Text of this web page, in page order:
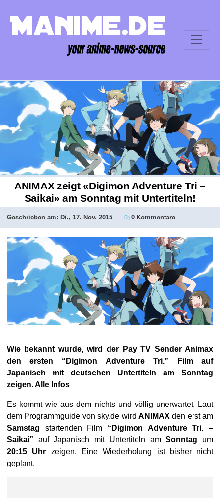
ANIMAX zeigt «Digimon Adventure Tri –
Saikai» am Sonntag mit Untertiteln!
Geschrieben am: Di., 17. Nov. 2015 0 Kommentare
Wie bekannt wurde, wird der Pay TV Sender Animax
den ersten “Digimon Adventure Tri.” Film auf
Japanisch mit deutschen Untertiteln am Sonntag
zeigen. Alle Infos
Es kommt wie aus dem nichts und völlig unerwartet. Laut
dem Programmguide von sky.de wird ANIMAX den erst am
Samstag startenden Film “Digimon Adventure Tri. –
Saikai” auf Japanisch mit Untertiteln amSonntag um
20:15 Uhr zeigen. Eine Wiederholung ist bisher nicht
geplant.